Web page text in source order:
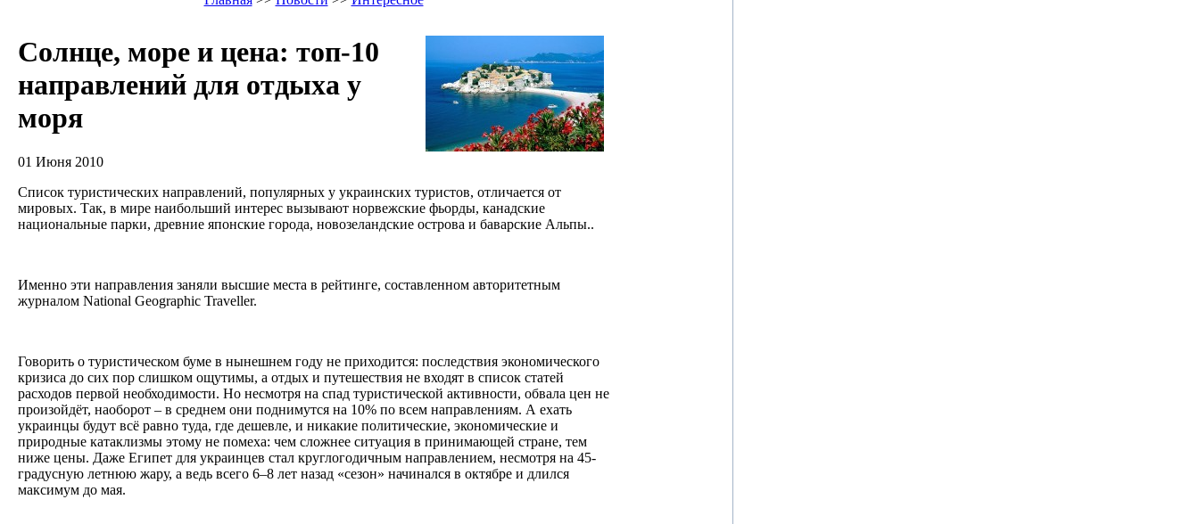
Солнце, море и цена: топ-10
направлений для отдыха у
моря
01 Июня 2010
Список туристических направлений, популярных у украинских туристов, отличается от
мировых. Так, в мире наибольший интерес вызывают норвежские фьорды, канадские
национальные парки, древние японские города, новозеландские острова и баварские Альпы..
Именно эти направления заняли высшие места в рейтинге, составленном авторитетным
журналом National Geographic Traveller.
Говорить о туристическом буме в нынешнем году не приходится: последствия экономического
кризиса до сих пор слишком ощутимы, а отдых и путешествия не входят в список статей
расходов первой необходимости. Но несмотря на спад туристической активности, обвала цен не
произойдёт, наоборот – в среднем они поднимутся на 10% по всем направлениям. А ехать
украинцы будут всё равно туда, где дешевле, и никакие политические, экономические и
природные катаклизмы этому не помеха: чем сложнее ситуация в принимающей стране, тем
ниже цены. Даже Египет для украинцев стал круглогодичным направлением, несмотря на 45-
градусную летнюю жару, а ведь всего 6–8 лет назад «сезон» начинался в октябре и длился
максимум до мая.